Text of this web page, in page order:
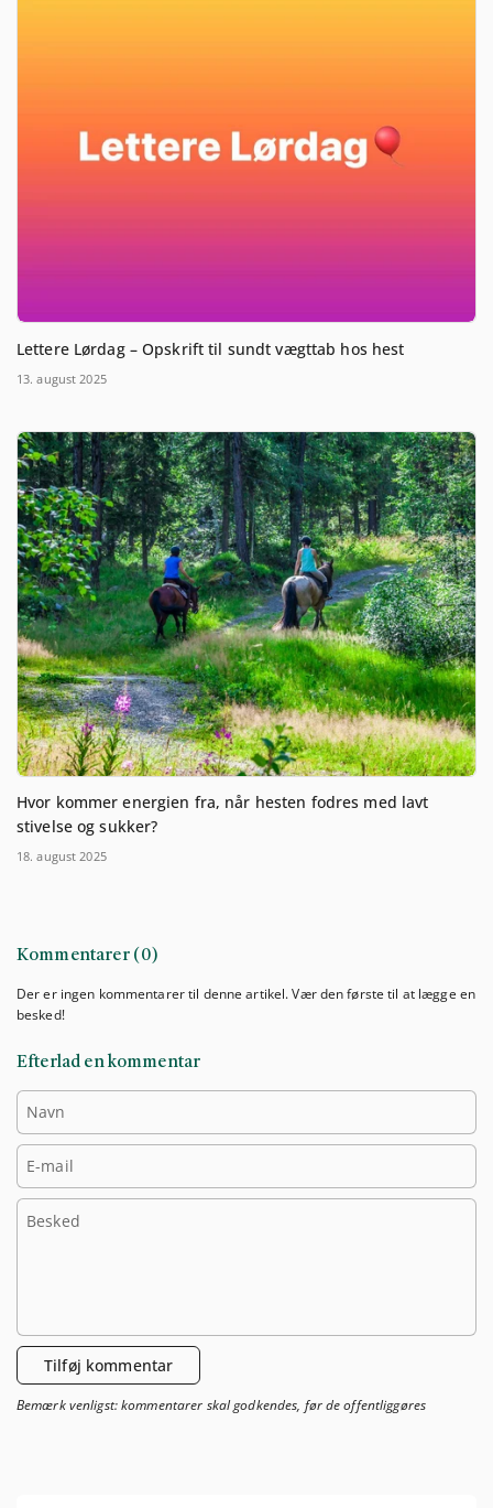
Lettere Lørdag – Opskrift til sundt vægttab hos hest
13. august 2025
Hvor kommer energien fra, når hesten fodres med lavt
stivelse og sukker?
18. august 2025
Kommentarer (0)
Der er ingen kommentarer til denne artikel. Vær den første til at lægge en
besked!
Efterlad en kommentar
Navn
E-mail
Besked
Tilføj kommentar
Bemærk venligst: kommentarer skal godkendes, før de offentliggøres